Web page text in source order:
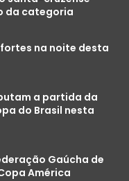
da categoria
na noite desta
a partida da
do Brasil nesta
Gaúcha de
América